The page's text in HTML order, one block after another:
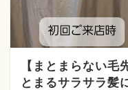
【まとまらない毛
とまるサラサラ髪